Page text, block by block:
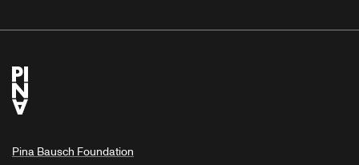
Pina Bausch Foundation